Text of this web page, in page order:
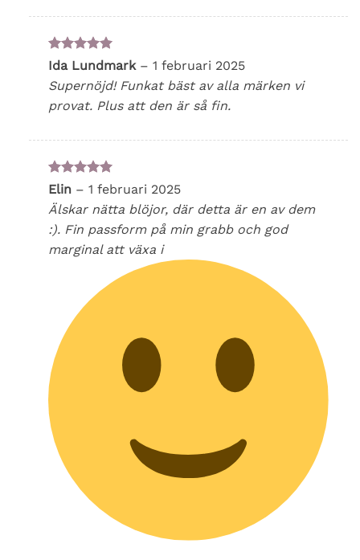
Betygsatt5
Ida Lundmark – 1 februari 2025
Supernöjd! Funkat bäst av alla märken vi
provat. Plus att den är så fin.
Betygsatt5
Elin – 1 februari 2025
Älskar nätta blöjor, där detta är en av dem
:). Fin passform på min grabb och god
marginal att växa i